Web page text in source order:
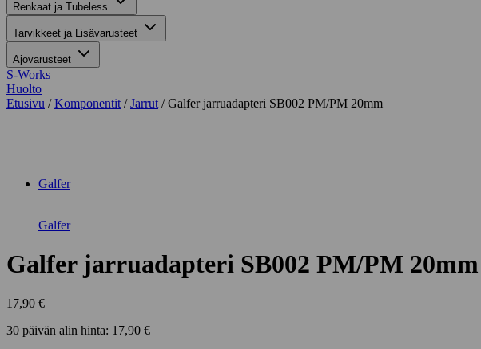
Renkaat ja Tubeless
Tarvikkeet ja Lisävarusteet
Ajovarusteet
S-Works
Huolto
Etusivu /Komponentit /Jarrut / Galfer jarruadapteri SB002 PM/PM 20mm
Galfer
Galfer
Galfer jarruadapteri SB002 PM/PM 20mm
17,90 €
30 päivän alin hinta: 17,90 €